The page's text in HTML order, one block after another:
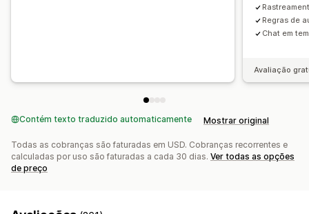
Regras de
Chat em
Avaliação
Contém texto traduzido automaticamente Mostrar original
Todas as cobranças são faturadas em USD. Cobranças recorrentes e
calculadas por uso são faturadas a cada 30 dias. Ver todas as opções
de preço